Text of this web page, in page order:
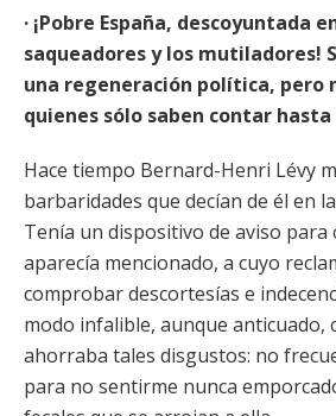
· ¡Pobre España, descoyuntada
saqueadores y los mutiladores!
una regeneración política, pero
quienes sólo saben contar
Hace tiempo Bernard-Henri Lévy
barbaridades que decían de él en
Tenía un dispositivo de aviso para
aparecía mencionado, a cuyo
comprobar descortesías e
modo infalible, aunque anticuado,
ahorraba tales disgustos: no
para no sentirme nunca